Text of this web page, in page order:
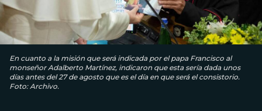
En cuanto a la misión que será indicada por el papa Francisco al
monseñor Adalberto Martínez, indicaron que esta sería dada unos
días antes del 27 de agosto que es el día en que será el consistorio.
Foto: Archivo.